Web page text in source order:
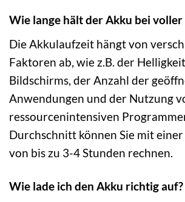
Wie lange hält der Akku bei voller
Die Akkulaufzeit hängt von
Faktoren ab, wie z.B. der
Bildschirms, der Anzahl der
Anwendungen und der Nutzung
ressourcenintensiven
Durchschnitt können Sie mit
von bis zu 3-4 Stunden rechnen.
Wie lade ich den Akku richtig auf?